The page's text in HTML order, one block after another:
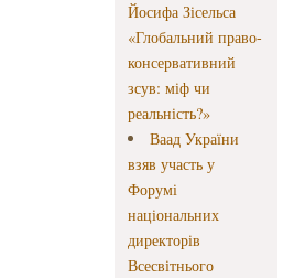
Йосифа Зісельса
«Глобальний право-
консервативний
зсув: міф чи
реальність?»
Ваад України
взяв участь у
Форумі
національних
директорів
Всесвітнього